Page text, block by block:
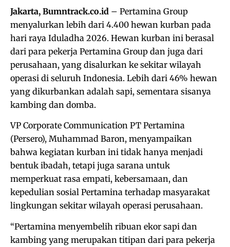
Jakarta, Bumntrack.co.id – Pertamina Group
menyalurkan lebih dari 4.400 hewan kurban pada
hari raya Iduladha 2026. Hewan kurban ini berasal
dari para pekerja Pertamina Group dan juga dari
perusahaan, yang disalurkan ke sekitar wilayah
operasi di seluruh Indonesia. Lebih dari 46% hewan
yang dikurbankan adalah sapi, sementara sisanya
kambing dan domba.
VP Corporate Communication PT Pertamina
(Persero), Muhammad Baron, menyampaikan
bahwa kegiatan kurban ini tidak hanya menjadi
bentuk ibadah, tetapi juga sarana untuk
memperkuat rasa empati, kebersamaan, dan
kepedulian sosial Pertamina terhadap masyarakat
lingkungan sekitar wilayah operasi perusahaan.
“Pertamina menyembelih ribuan ekor sapi dan
kambing yang merupakan titipan dari para pekerja